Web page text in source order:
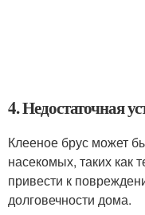
4. Недостаточная
Клееное брус может
насекомых, таких как
привести к
долговечности дома.